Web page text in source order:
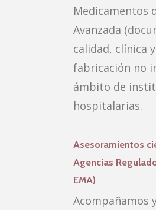
Medicamentos
Avanzada
calidad, clínica
fabricación no
ámbito de
hospitalarias.
Asesoramientos
Agencias
EMA)
Acompañamos